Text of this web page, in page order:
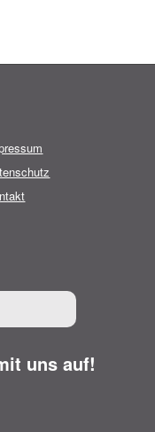
uns auf!